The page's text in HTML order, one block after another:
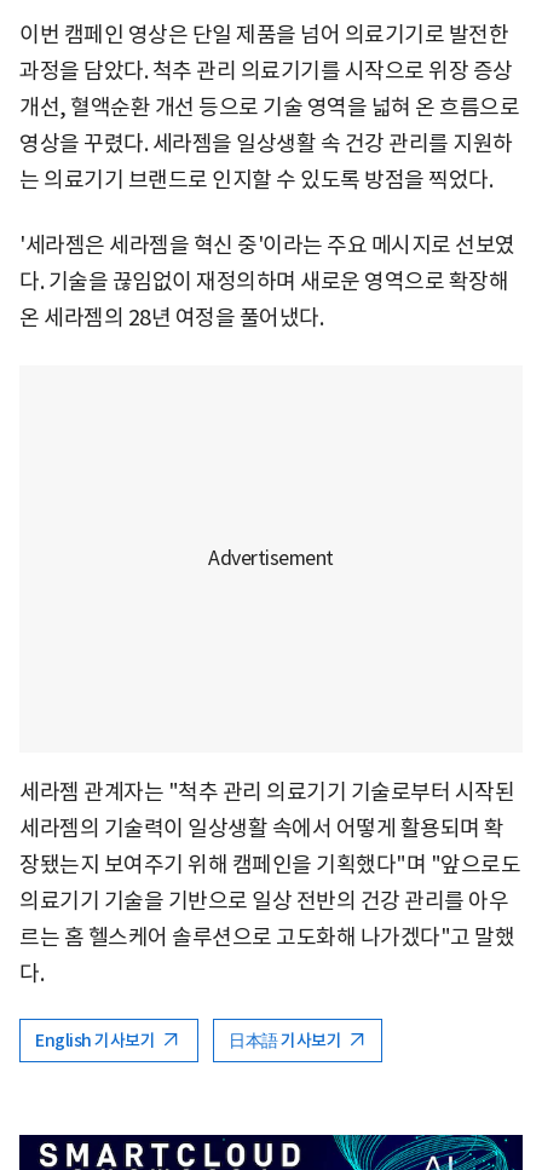
이번 캠페인 영상은 단일 제품을 넘어 의료기기로 발전한
과정을 담았다. 척추 관리 의료기기를 시작으로 위장 증상
개선, 혈액순환 개선 등으로 기술 영역을 넓혀 온 흐름으로
영상을 꾸렸다. 세라젬을 일상생활 속 건강 관리를 지원하
는 의료기기 브랜드로 인지할 수 있도록 방점을 찍었다.
'세라젬은 세라젬을 혁신 중'이라는 주요 메시지로 선보였
다. 기술을 끊임없이 재정의하며 새로운 영역으로 확장해
온 세라젬의 28년 여정을 풀어냈다.
세라젬 관계자는 "척추 관리 의료기기 기술로부터 시작된
세라젬의 기술력이 일상생활 속에서 어떻게 활용되며 확
장됐는지 보여주기 위해 캠페인을 기획했다"며 "앞으로도
의료기기 기술을 기반으로 일상 전반의 건강 관리를 아우
르는 홈 헬스케어 솔루션으로 고도화해 나가겠다"고 말했
다.
English 기사보기 日本語 기사보기